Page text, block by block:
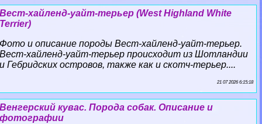
Вест-хайленд-уайт-терьер (West Highland White
Terrier)
Фото и описание породы Вест-хайленд-уайт-терьер.
Вест-хайленд-уайт-терьер происходит из Шотландии
и Гебридских островов, также как и скотч-терьер....
21 07 2026 6:15:18
Венгерский кувас. Порода собак. Описание и
фотографии